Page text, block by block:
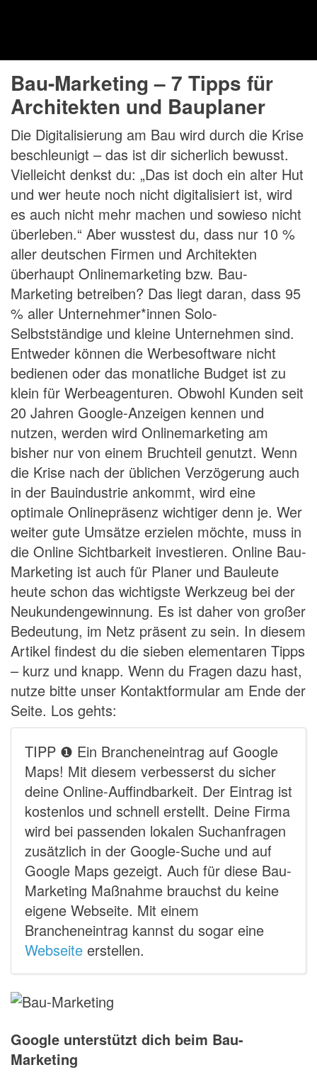
Bau-Marketing – 7 Tipps für
Architekten und Bauplaner
Die Digitalisierung am Bau wird durch die Krise
beschleunigt – das ist dir sicherlich bewusst.
Vielleicht denkst du: „Das ist doch ein alter Hut
und wer heute noch nicht digitalisiert ist, wird
es auch nicht mehr machen und sowieso nicht
überleben.“ Aber wusstest du, dass nur 10 %
aller deutschen Firmen und Architekten
überhaupt Onlinemarketing bzw. Bau-
Marketing betreiben? Das liegt daran, dass 95
% aller Unternehmer*innen Solo-
Selbstständige und kleine Unternehmen sind.
Entweder können die Werbesoftware nicht
bedienen oder das monatliche Budget ist zu
klein für Werbeagenturen. Obwohl Kunden seit
20 Jahren Google-Anzeigen kennen und
nutzen, werden wird Onlinemarketing am
bisher nur von einem Bruchteil genutzt. Wenn
die Krise nach der üblichen Verzögerung auch
in der Bauindustrie ankommt, wird eine
optimale Onlinepräsenz wichtiger denn je. Wer
weiter gute Umsätze erzielen möchte, muss in
die Online Sichtbarkeit investieren. Online Bau-
Marketing ist auch für Planer und Bauleute
heute schon das wichtigste Werkzeug bei der
Neukundengewinnung. Es ist daher von großer
Bedeutung, im Netz präsent zu sein. In diesem
Artikel findest du die sieben elementaren Tipps
– kurz und knapp. Wenn du Fragen dazu hast,
nutze bitte unser Kontaktformular am Ende der
Seite. Los gehts:
TIPP ❶ Ein Brancheneintrag auf Google
Maps! Mit diesem verbesserst du sicher
deine Online-Auffindbarkeit. Der Eintrag ist
kostenlos und schnell erstellt. Deine Firma
wird bei passenden lokalen Suchanfragen
zusätzlich in der Google-Suche und auf
Google Maps gezeigt. Auch für diese Bau-
Marketing Maßnahme brauchst du keine
eigene Webseite. Mit einem
Brancheneintrag kannst du sogar eine
Webseite erstellen.
Google unterstützt dich beim Bau-
Marketing